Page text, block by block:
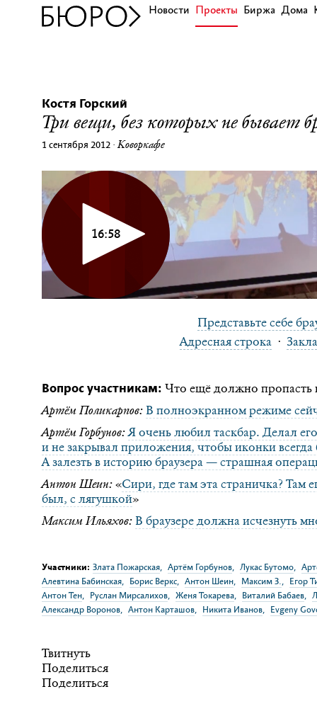
Новости Проекты Биржа Дома
Костя Горский
Три вещи, без которых не бывает
1 сентября 2012 · Коворкафе
16:58
Представьте себе
Адресная строка ·
Вопрос участникам: Что ещё должно пропасть
Артём Поликарпов: В полноэкранном режиме
Артём Горбунов: Я очень любил таскбар. Делал
и не закрывал приложения, чтобы иконки
А залезть в историю браузера — страшная
Антон Шеин: «Сири, где там эта страничка? Там
был, с лягушкой»
Максим Ильяхов: В браузере должна исчезнуть
Участники: Злата Пожарская, Артём Горбунов, Лукас Бутомо,
Алевтина Бабинская, Борис Веркс, Антон Шеин, Максим З., Егор
Антон Тен, Руслан Мирсалихов, Женя Токарева, Виталий Бабаев,
Александр Воронов, Антон Карташов, Никита Иванов, Evgeny
Твитнуть
Поделиться
Поделиться